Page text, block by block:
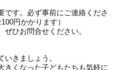
す。必ず事前にご連絡くださ
100円かかります）
ひお問合せください。
きましょう。
きくなった子どもたちも気軽に